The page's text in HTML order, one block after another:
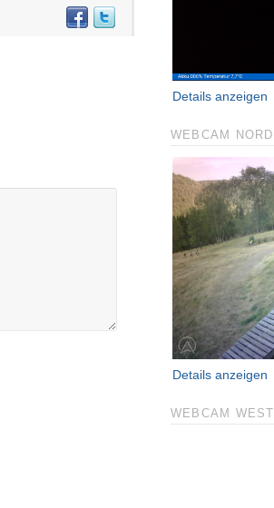
Details anzeigen
WEBCAM NORD
Details anzeigen
WEBCAM WEST